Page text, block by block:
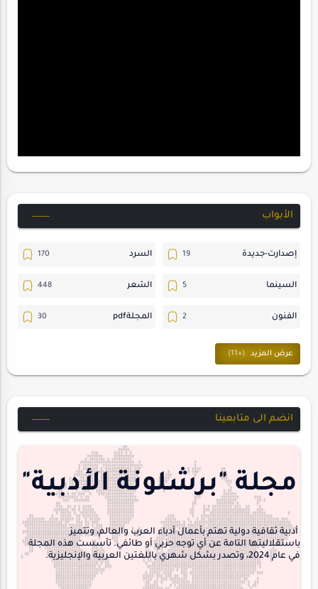
الأبواب
إصدارت-جديدة السرد
السينما الشعر
الفنون المجلةpdf
المسرح
هايكو
interview
انضم الى متابعينا
مجلة "برشلونة الأدبية"
أدبية ثقافية دولية تهتم بأعمال أدباء العرب والعالم، وتتميز
باستقلاليتها التامة عن أي توجه حزبي أو طائفي. تأسست هذه المجلة
في عام 2024، وتصدر بشكل شهري باللغتين العربية والإنجليزية.